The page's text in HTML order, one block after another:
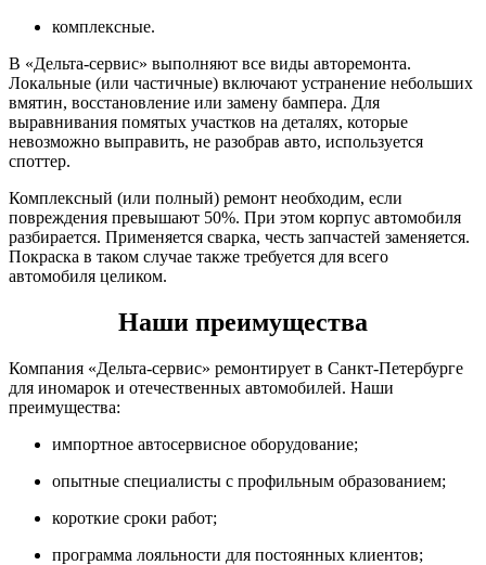
комплексные.
В «Дельта-сервис» выполняют все виды авторемонта.
Локальные (или частичные) включают устранение небольших
вмятин, восстановление или замену бампера. Для
выравнивания помятых участков на деталях, которые
невозможно выправить, не разобрав авто, используется
споттер.
Комплексный (или полный) ремонт необходим, если
повреждения превышают 50%. При этом корпус автомобиля
разбирается. Применяется сварка, честь запчастей заменяется.
Покраска в таком случае также требуется для всего
автомобиля целиком.
Наши преимущества
Компания «Дельта-сервис» ремонтирует в Санкт-Петербурге
для иномарок и отечественных автомобилей. Наши
преимущества:
импортное автосервисное оборудование;
опытные специалисты с профильным образованием;
короткие сроки работ;
программа лояльности для постоянных клиентов;